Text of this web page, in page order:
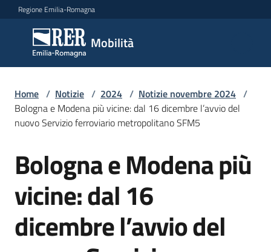
Vai al contenuto
Vai alla navigazione
Vai al footer
Regione Emilia-Romagna
Mobilità
Mobilità
Argomenti
Servizi
Leggi
Atti
Home / Notizie / 2024 / Notizie novembre 2024 /
Bologna e Modena più vicine: dal 16 dicembre l’avvio del
nuovo Servizio ferroviario metropolitano SFM5
Salta al contenuto
Bologna e Modena più
vicine: dal 16
dicembre l’avvio del